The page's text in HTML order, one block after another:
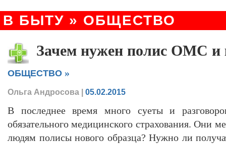
В БЫТУ » ОБЩЕСТВО
Зачем нужен полис ОМС и
ОБЩЕСТВО »
Ольга Андросова 05.02.2015
В последнее время много суеты и
обязательного медицинского страхования. Они
людям полисы нового образца? Нужно ли